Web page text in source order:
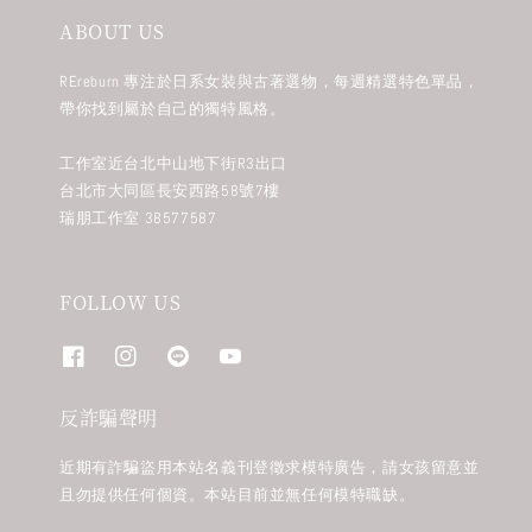
ABOUT US
REreburn 專注於日系女裝與古著選物，每週精選特色單品，
帶你找到屬於自己的獨特風格。
工作室近台北中山地下街R3出口
台北市大同區長安西路58號7樓
瑞朋工作室 38577587
FOLLOW US
反詐騙聲明
近期有詐騙盜用本站名義刊登徵求模特廣告，請女孩留意並
且勿提供任何個資。本站目前並無任何模特職缺。